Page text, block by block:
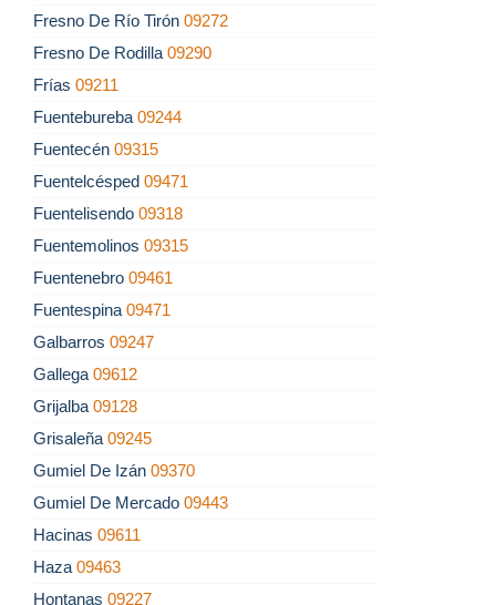
Fresno De Río Tirón 09272
Fresno De Rodilla 09290
Frías 09211
Fuentebureba 09244
Fuentecén 09315
Fuentelcésped 09471
Fuentelisendo 09318
Fuentemolinos 09315
Fuentenebro 09461
Fuentespina 09471
Galbarros 09247
Gallega 09612
Grijalba 09128
Grisaleña 09245
Gumiel De Izán 09370
Gumiel De Mercado 09443
Hacinas 09611
Haza 09463
Hontanas 09227